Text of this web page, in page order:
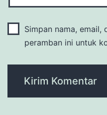
Simpan nama, email,
peramban ini untuk